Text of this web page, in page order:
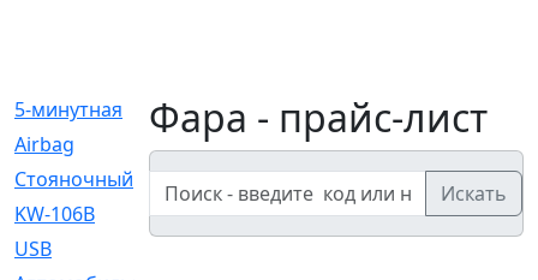
5-минутная
[1]
Airbag
[18]
Cтояночный
[1]
KW-106B
[0]
USB
Фара - прайс-лист
Искать